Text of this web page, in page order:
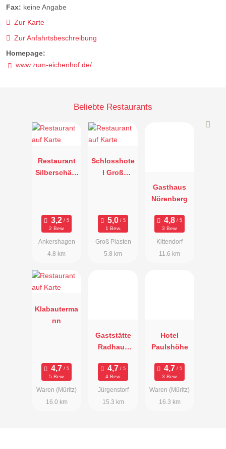
Fax: keine Angabe
Zur Karte
Zur Anfahrtsbeschreibung
Homepage:
www.zum-eichenhof.de/
Beliebte Restaurants
Restaurant
Silberschälc
2 Bew.
Ankershagen
4.8 km
Schlosshote
l Groß
1 Bew.
Groß Plasten
5.8 km
Gasthaus
Nörenberg
3 Bew.
Kittendorf
11.6 km
Klabauterma
nn
5 Bew.
Waren (Müritz)
16.0 km
Gaststätte
Radhaus
4 Bew.
Jürgenstorf
15.3 km
Hotel
Paulshöhe
3 Bew.
Waren (Müritz)
16.3 km